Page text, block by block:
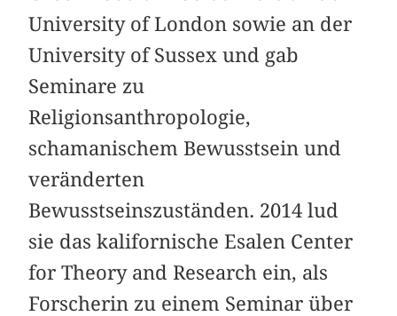
University of London sowie an der
University of Sussex und gab
Seminare zu
Religionsanthropologie,
schamanischem Bewusstsein und
veränderten
Bewusstseinszuständen. 2014 lud
sie das kalifornische Esalen Center
for Theory and Research ein, als
Forscherin zu einem Seminar über